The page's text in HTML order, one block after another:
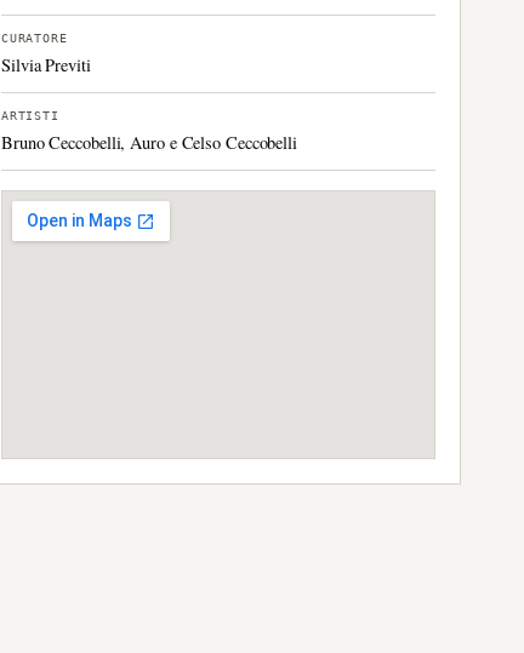
CURATORE
Silvia Previti
ARTISTI
Bruno Ceccobelli, Auro e Celso Ceccobelli